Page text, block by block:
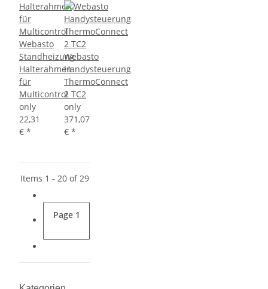
Webasto
Standheizung
Halterahmen
für
Multicontrol
only
22,31
€ *
Webasto
Handysteuerung
ThermoConnect
2 TC2
only
371,07
€ *
Items 1 - 20 of 29
Page1